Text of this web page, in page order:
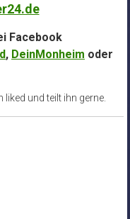
Facebook
, DeinMonheim oder
und teilt ihn gerne.